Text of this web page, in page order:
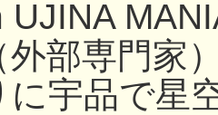
UJINA
部専門家
に宇品で星